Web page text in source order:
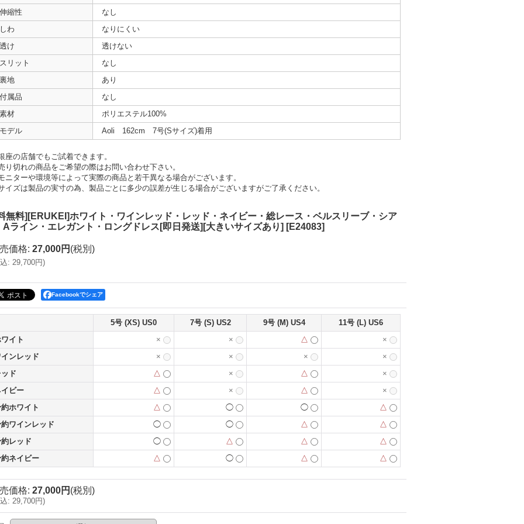
伸縮性
なし
しわ
なりにくい
透け
透けない
スリット
なし
裏地
あり
付属品
なし
素材
ポリエステル100%
モデル
Aoli 162cm 7号(Sサイズ)着用
座の店舗でもご試着できます。
り切れの商品をご希望の際はお問い合わせ下さい。
ニターや環境等によって実際の商品と若干異なる場合がございます。
イズは製品の実寸の為、製品ごとに多少の誤差が生じる場合がございますがご了承ください。
無料][ERUKEI]ホワイト・ワインレッド・レッド・ネイビー・総レース・ベルスリーブ・シア
Aライン・エレガント・ロングドレス[即日発送][大きいサイズあり] [E24083]
価格: 27,000円 (税別)
: 29,700円)
Facebookでシェア
5号 (XS) US0 7号 (S) US2 9号 (M) US4
11号 (L) US6
イト
× × △
×
インレッド
× × ×
×
ッド
△ × △
×
ビー
△ × △
×
ホワイト
△ ◯ ◯
△
ワインレッド
◯ ◯ △
△
レッド
◯ △ △
△
ネイビー
△ ◯ △ △
価格: 27,000円 (税別)
: 29,700円)